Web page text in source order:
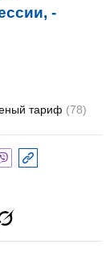
-
тариф (78)